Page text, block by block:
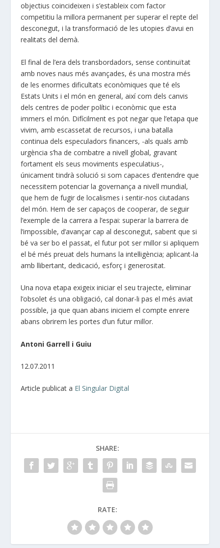
objectius coincideixen i s’estableix com factor
competitiu la millora permanent per superar el repte del
desconegut, i la transformació de les utopies d’avui en
realitats del demà.
El final de l’era dels transbordadors, sense continuïtat
amb noves naus més avançades, és una mostra més
de les enormes dificultats econòmiques que té els
Estats Units i el món en general, així com dels canvis
dels centres de poder polític i econòmic que esta
immers el món. Difícilment es pot negar que l’etapa que
vivim, amb escassetat de recursos, i una batalla
continua dels especuladors financers, -als quals amb
urgència s’ha de combatre a nivell global, gravant
fortament els seus moviments especulatius-,
únicament tindrà solució si som capaces d’entendre que
necessitem potenciar la governança a nivell mundial,
que hem de fugir de localismes i sentir-nos ciutadans
del món. Hem de ser capaços de cooperar, de seguir
l’exemple de la carrera a l’espai: superar la barrera de
l’impossible, d’avançar cap al desconegut, sabent que si
bé va ser bo el passat, el futur pot ser millor si apliquem
el bé més preuat dels humans la intel·ligència; aplicant-la
amb llibertant, dedicació, esforç i generositat.
Una nova etapa exigeix iniciar el seu trajecte, eliminar
l’obsolet és una obligació, cal donar-li pas el més aviat
possible, ja que quan abans iniciem el compte enrere
abans obrirem les portes d’un futur millor.
Antoni Garrell i Guiu
12.07.2011
Article publicat a El Singular Digital
SHARE:
RATE: